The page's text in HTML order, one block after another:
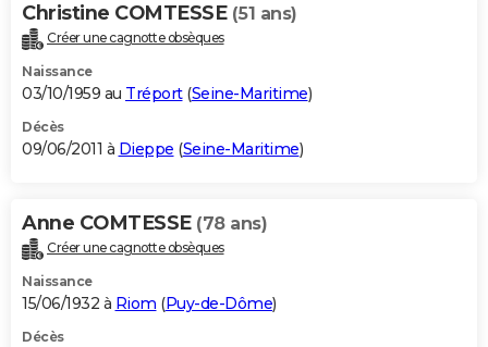
Christine COMTESSE (51 ans)
Créer une cagnotte obsèques
Naissance
03/10/1959 au Tréport(Seine-Maritime)
Décès
09/06/2011 à Dieppe (Seine-Maritime)
Anne COMTESSE (78 ans)
Créer une cagnotte obsèques
Naissance
15/06/1932 à Riom (Puy-de-Dôme)
Décès